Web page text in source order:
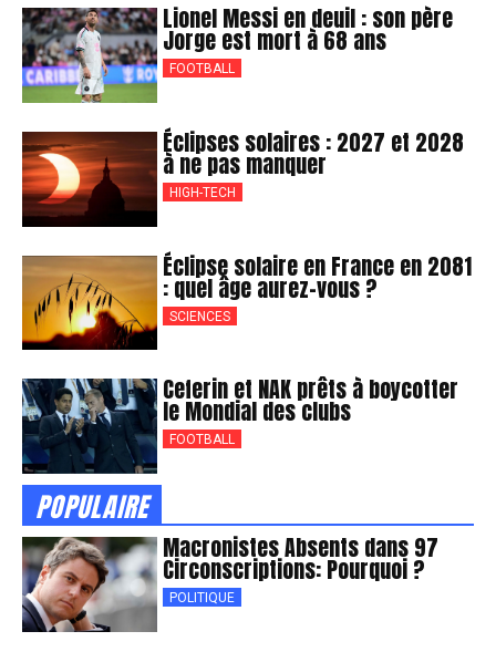
Lionel Messi en deuil : son père
Jorge est mort à 68 ans
FOOTBALL
Éclipses solaires : 2027 et 2028
à ne pas manquer
HIGH-TECH
Éclipse solaire en France en 2081
: quel âge aurez-vous ?
SCIENCES
Ceferin et NAK prêts à boycotter
le Mondial des clubs
FOOTBALL
POPULAIRE
Macronistes Absents dans 97
Circonscriptions: Pourquoi ?
POLITIQUE